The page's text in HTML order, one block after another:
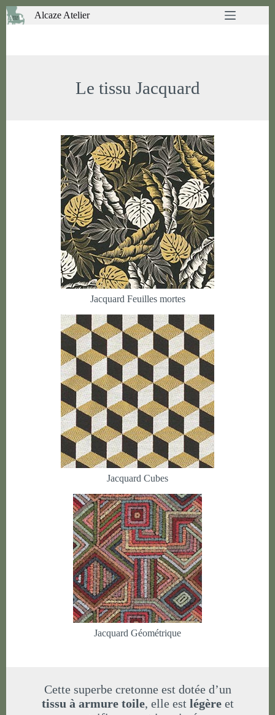
Passer
au
Alcaze Atelier
Le tissu Jacquard
Jacquard Feuilles mortes
Jacquard Cubes
Jacquard Géométrique
Cette superbe cretonne est dotée d’un
tissu à armure toile, elle est légèreet